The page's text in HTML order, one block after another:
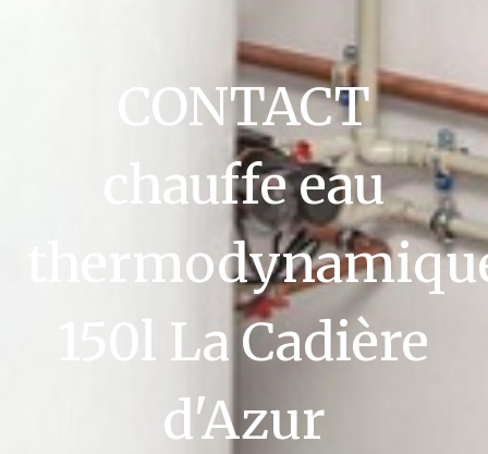
CONTACT
chauffe eau
150l La Cadière
d'Azur